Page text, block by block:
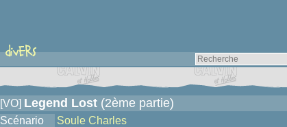
[VO] Legend Lost (2ème partie)
Scénario
Soule Charles